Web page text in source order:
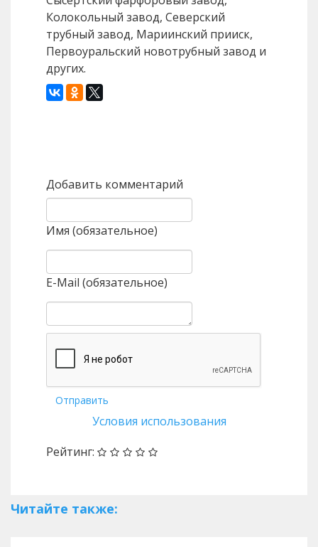
Колокольный завод, Северский
трубный завод, Мариинский прииск,
Первоуральский новотрубный завод и
других.
Добавить комментарий
Имя (обязательное)
E-Mail (обязательное)
Отправить
Условия использования
Рейтинг:
Читайте также: